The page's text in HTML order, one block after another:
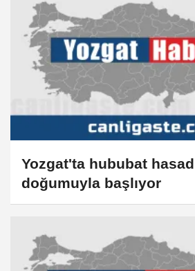
Yozgat'ta hububat
doğumuyla başlıyor